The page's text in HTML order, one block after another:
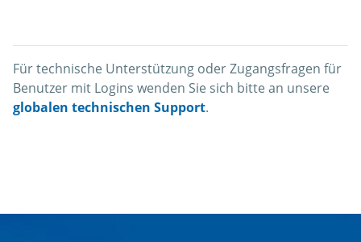
Für technische Unterstützung oder Zugangsfragen für
Benutzer mit Logins wenden Sie sich bitte an unsere
globalen technischen Support.